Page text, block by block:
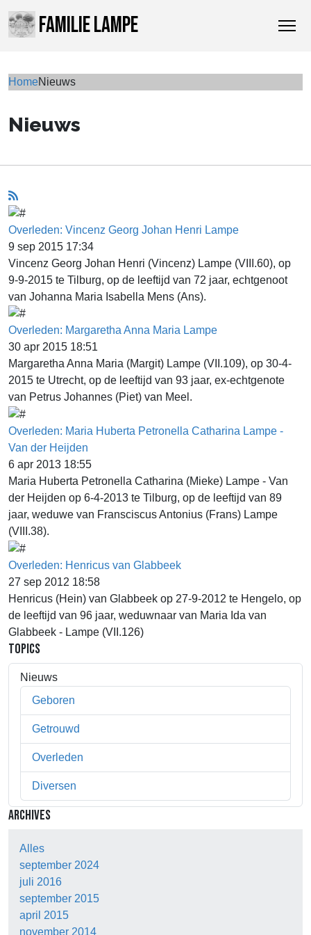
FAMILIE LAMPE
HomeNieuws
Nieuws
Overleden: Vincenz Georg Johan Henri Lampe
9 sep 2015 17:34
Vincenz Georg Johan Henri (Vincenz) Lampe (VIII.60), op
9-9-2015 te Tilburg, op de leeftijd van 72 jaar, echtgenoot
van Johanna Maria Isabella Mens (Ans).
Overleden: Margaretha Anna Maria Lampe
30 apr 2015 18:51
Margaretha Anna Maria (Margit) Lampe (VII.109), op 30-4-
2015 te Utrecht, op de leeftijd van 93 jaar, ex-echtgenote
van Petrus Johannes (Piet) van Meel.
Overleden: Maria Huberta Petronella Catharina Lampe -
Van der Heijden
6 apr 2013 18:55
Maria Huberta Petronella Catharina (Mieke) Lampe - Van
der Heijden op 6-4-2013 te Tilburg, op de leeftijd van 89
jaar, weduwe van Fransciscus Antonius (Frans) Lampe
(VIII.38).
Overleden: Henricus van Glabbeek
27 sep 2012 18:58
Henricus (Hein) van Glabbeek op 27-9-2012 te Hengelo, op
de leeftijd van 96 jaar, weduwnaar van Maria Ida van
Glabbeek - Lampe (VII.126)
TOPICS
Nieuws
Geboren
Getrouwd
Overleden
Diversen
ARCHIVES
Alles
september 2024
juli 2016
september 2015
april 2015
november 2014